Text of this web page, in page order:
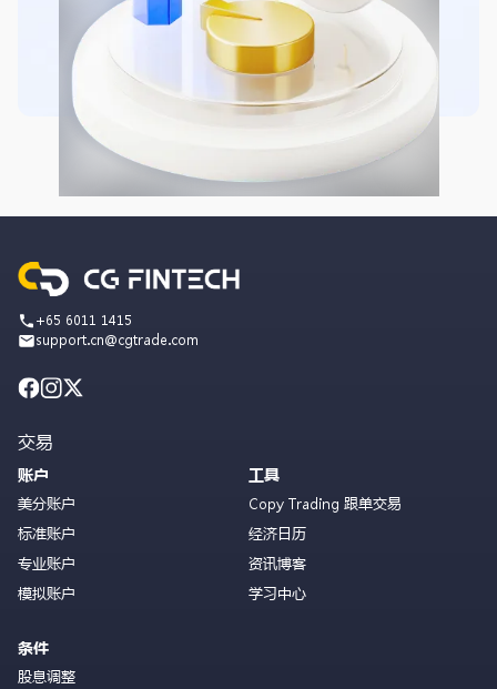
+65 6011 1415
support.cn@cgtrade.com
交易
账户
美分账户
标准账户
专业账户
模拟账户
条件
股息调整
工具
Copy Trading 跟单交易
经济日历
资讯博客
学习中心